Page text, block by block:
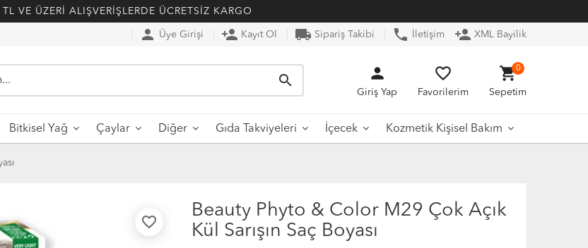
VE ÜZERİ ALIŞVERİŞLERDE ÜCRETSİZ KARGO
person Üye Girişi person_add Kayıt Ol local_shipping Sipariş Takibi phone İletişim person_add XML Bayilik
search person
Giriş Yap
favorite_border
Favorilerim
shopping_cart
Sepetim
0
Bitkisel Yağ Çaylar Diğer Gıda Takviyeleri İçecek Kozmetik Kişisel Bakım
favorite_border
Beauty Phyto & Color M29 Çok Açık
Kül Sarışın Saç Boyası